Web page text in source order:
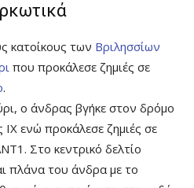
κατοίκους των Βριλησσίων
που προκάλεσε ζημιές σε
.
ο άνδρας βγήκε στον δρόμο
ενώ προκάλεσε ζημιές σε
Στο κεντρικό δελτίο
πλάνα του άνδρα με το